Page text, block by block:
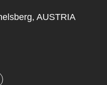
AUSTRIA